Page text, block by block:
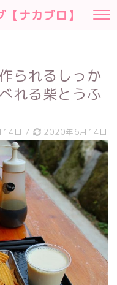
ナカブロ】
られるしっか
れる柴とうふ
日 / 2020年6月14日